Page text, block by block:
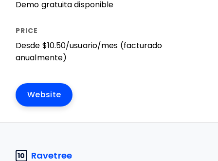
Demo gratuita disponible
Desde $10.50/usuario/mes (facturado
anualmente)
Website
10 Ravetree